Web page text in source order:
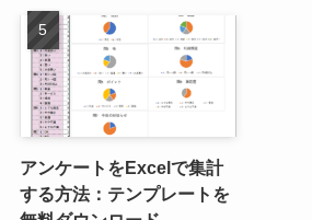
アンケートをExcelで集計
する方法：テンプレートを